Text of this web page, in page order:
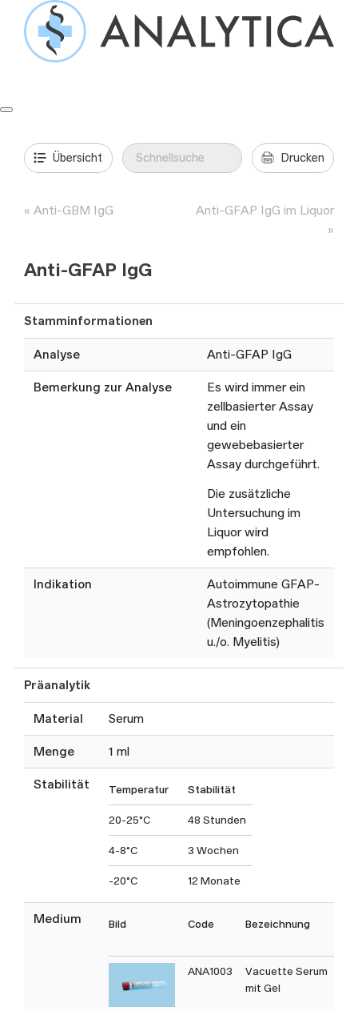
Springe
Inhalt
Übersicht Drucken
Anti-GBM IgG Anti-GFAP IgG im Liquor
Anti-GFAP IgG
Stamminformationen
Analyse Anti-GFAP IgG
Bemerkung zur Analyse
Es wird immer ein
zellbasierter Assay
und ein
gewebebasierter
Assay durchgeführt.
Die zusätzliche
Untersuchung im
Liquor wird
empfohlen.
Indikation
Autoimmune GFAP-
Astrozytopathie
(Meningoenzephalitis
u./o. Myelitis)
Präanalytik
Material Serum
Menge 1 ml
Stabilität Temperatur Stabilität
20-25°C 48 Stunden
4-8°C 3 Wochen
-20°C 12 Monate
Medium Bild Code Bezeichnung
ANA1003
Vacuette Serum
mit Gel